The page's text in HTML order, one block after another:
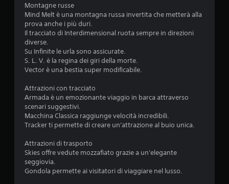
Montagne russe
Mind Melt è una montagna russa invertita che metterà alla
prova anche i più duri.
Il tracciato di Interdimensional ruota sempre in direzioni
diverse.
Su Infinite le urla sono assicurate.
S. L. V. è la regina dei giri della morte.
Vector è una bestia super modificabile.
Attrazioni con tracciato
Armada è un emozionante viaggio in barca attraverso
scenari suggestivi.
Macchina Classica raggiunge velocità incredibili.
Tracker ti permette di creare un'attrazione al buio unica.
Attrazioni di trasporto
Skies offre vedute mozzafiato grazie a un'elegante
seggiovia.
Gondola permette ai visitatori di viaggiare nel lusso.